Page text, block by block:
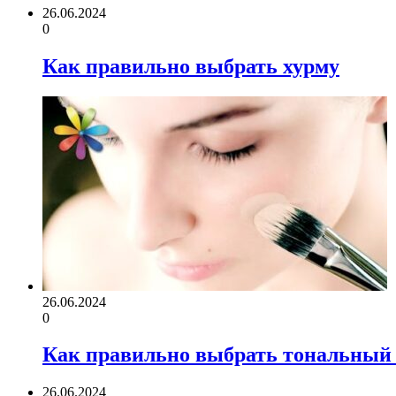
26.06.2024
0
Как правильно выбрать хурму
26.06.2024
0
Как правильно выбрать
26.06.2024